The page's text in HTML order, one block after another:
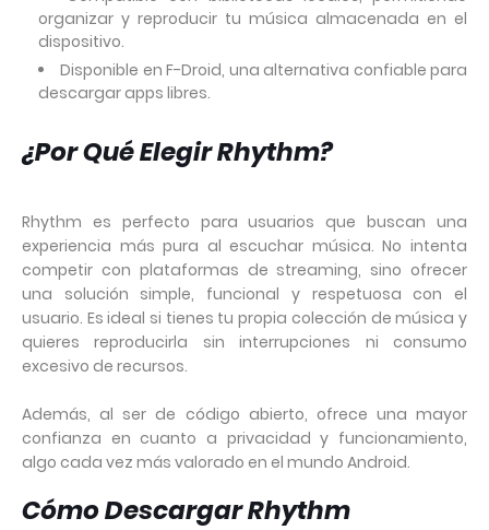
organizar y reproducir tu música almacenada en el
dispositivo.
Disponible en F-Droid, una alternativa confiable para
descargar apps libres.
¿Por Qué Elegir Rhythm?
Rhythm es perfecto para usuarios que buscan una
experiencia más pura al escuchar música. No intenta
competir con plataformas de streaming, sino ofrecer
una solución simple, funcional y respetuosa con el
usuario. Es ideal si tienes tu propia colección de música y
quieres reproducirla sin interrupciones ni consumo
excesivo de recursos.
Además, al ser de código abierto, ofrece una mayor
confianza en cuanto a privacidad y funcionamiento,
algo cada vez más valorado en el mundo Android.
Cómo Descargar Rhythm